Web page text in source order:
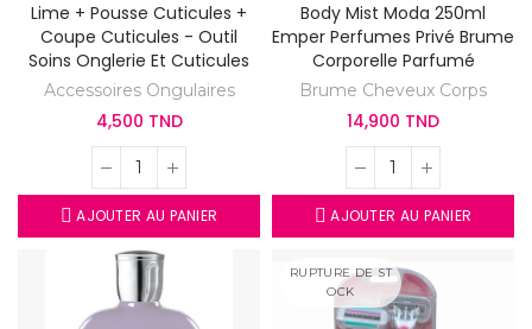
Lime + Pousse Cuticules +
Coupe Cuticules - Outil
Soins Onglerie Et Cuticules
Accessoires Ongulaires
4,500 TND
AJOUTER AU PANIER
Body Mist Moda 250ml
Emper Perfumes Privé Brume
Corporelle Parfumé
Brume Cheveux Corps
14,900 TND
AJOUTER AU PANIER
RUPTURE DE ST
OCK